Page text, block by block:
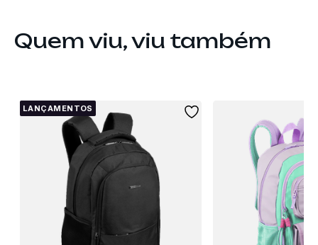
Quem viu, viu também
LANÇAMENTOS